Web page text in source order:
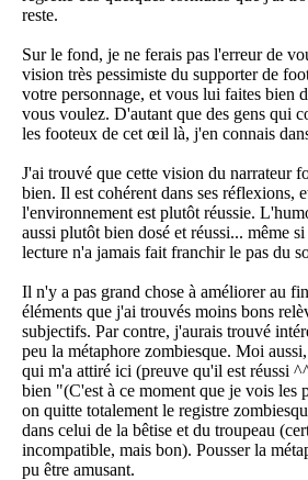
reste.
Sur le fond, je ne ferais pas l'erreur de
vision très pessimiste du supporter de
votre personnage, et vous lui faites bien
vous voulez. D'autant que des gens qui
les footeux de cet œil là, j'en connais
J'ai trouvé que cette vision du narrateur
bien. Il est cohérent dans ses réflexions,
l'environnement est plutôt réussie.
aussi plutôt bien dosé et réussi... même
lecture n'a jamais fait franchir le pas du
Il n'y a pas grand chose à améliorer au
éléments que j'ai trouvés moins bons
subjectifs. Par contre, j'aurais trouvé
peu la métaphore zombiesque. Moi
qui m'a attiré ici (preuve qu'il est réussi
bien "(C'est à ce moment que je vois les
on quitte totalement le registre
dans celui de la bêtise et du troupeau
incompatible, mais bon). Pousser la
pu être amusant.